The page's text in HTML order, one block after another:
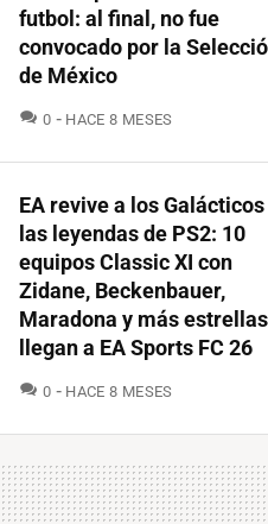
futbol: al final, no fue
convocado por la
de México
0 COMENTARIOS
HACE 8 MESES
EA revive a los Galácticos
las leyendas de PS2: 10
equipos Classic XI con
Zidane, Beckenbauer,
Maradona y más estrellas
llegan a EA Sports FC 26
0 COMENTARIOS
HACE 8 MESES